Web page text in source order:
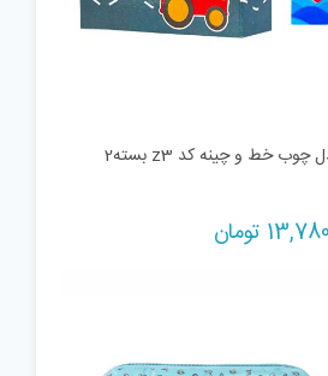
بازی آموزشی کارا مدل چوب خط و چینه کد z3 بسته2
13,780 تومان